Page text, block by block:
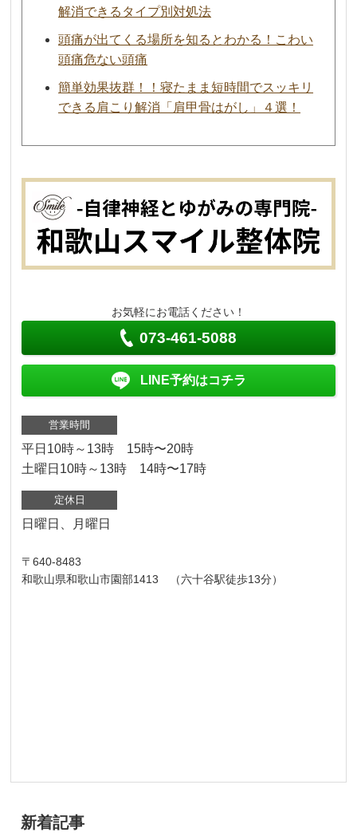
解消できるタイプ別対処法
頭痛が出てくる場所を知るとわかる！こわい
頭痛危ない頭痛
簡単効果抜群！！寝たまま短時間でスッキリ
できる肩こり解消「肩甲骨はがし」４選！
お気軽にお電話ください！
073-461-5088
LINE予約はコチラ
営業時間
平日10時～13時 15時〜20時
土曜日10時～13時 14時〜17時
定休日
日曜日、月曜日
〒640-8483
和歌山県和歌山市園部1413 （六十谷駅徒歩13分）
新着記事